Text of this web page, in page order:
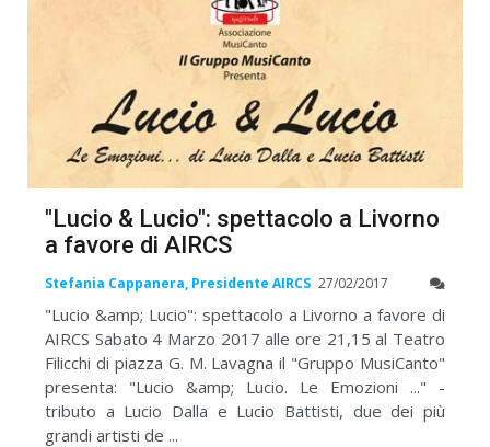
"Lucio & Lucio": spettacolo a Livorno
a favore di AIRCS
Stefania Cappanera, Presidente AIRCS 27/02/2017
"Lucio &amp; Lucio": spettacolo a Livorno a favore di
AIRCS Sabato 4 Marzo 2017 alle ore 21,15 al Teatro
Filicchi di piazza G. M. Lavagna il "Gruppo MusiCanto"
presenta: "Lucio &amp; Lucio. Le Emozioni ..." -
tributo a Lucio Dalla e Lucio Battisti, due dei più
grandi artisti de ...